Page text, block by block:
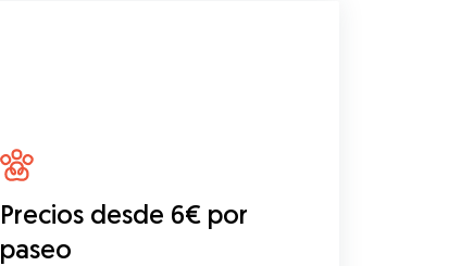
Precios desde 6€ por
paseo